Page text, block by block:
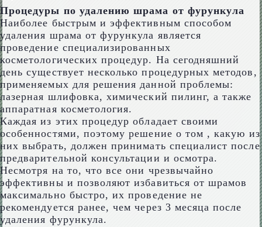
Процедуры по удалению шрама от фурункула
Наиболее быстрым и эффективным способом
удаления шрама от фурункула является
проведение специализированных
косметологических процедур. На сегодняшний
день существует несколько процедурных методов,
применяемых для решения данной проблемы:
лазерная шлифовка, химический пилинг, а также
аппаратная косметология.
Каждая из этих процедур обладает своими
особенностями, поэтому решение о том , какую из
них выбрать, должен принимать специалист после
предварительной консультации и осмотра.
Несмотря на то, что все они чрезвычайно
эффективны и позволяют избавиться от шрамов
максимально быстро, их проведение не
рекомендуется ранее, чем через 3 месяца после
удаления фурункула.